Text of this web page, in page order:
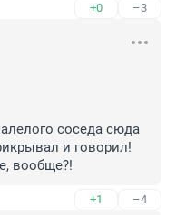
+0 –3
соседа сюда
и говорил!
вообще?!
+1 –4